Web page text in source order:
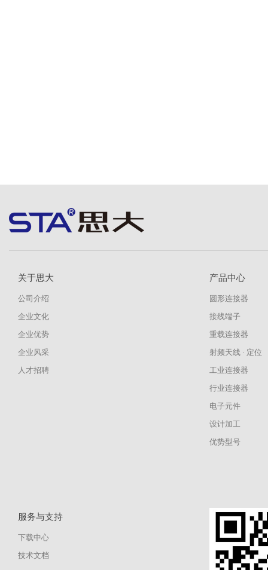
关于思大
公司介绍
企业文化
企业优势
企业风采
人才招聘
产品中心
圆形连接器
接线端子
重载连接器
射频天线 · 定位
工业连接器
行业连接器
电子元件
设计加工
优势型号
服务与支持
下载中心
技术文档